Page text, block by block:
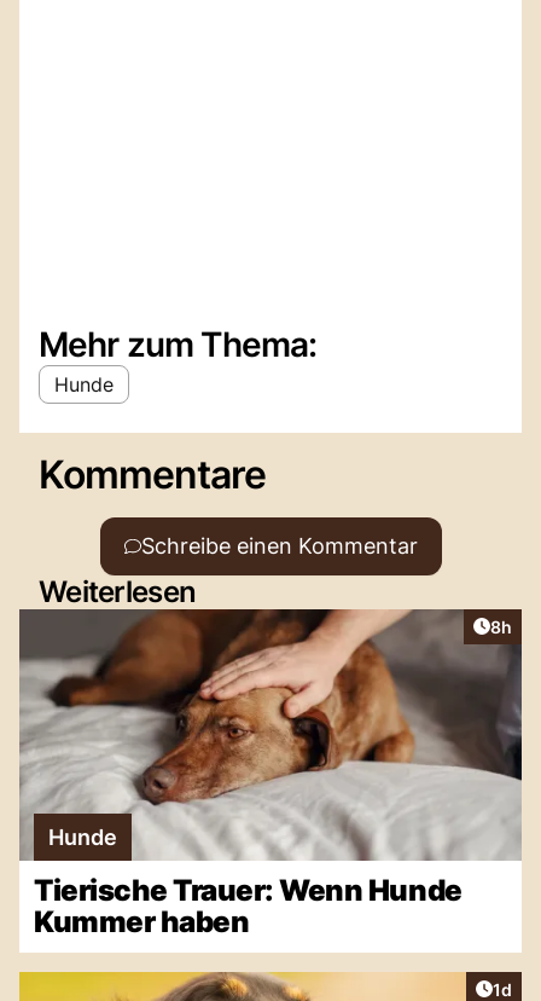
Mehr zum Thema:
Hunde
Kommentare
Schreibe einen Kommentar
Weiterlesen
8h
Hunde
Tierische Trauer: Wenn Hunde
Kummer haben
1d